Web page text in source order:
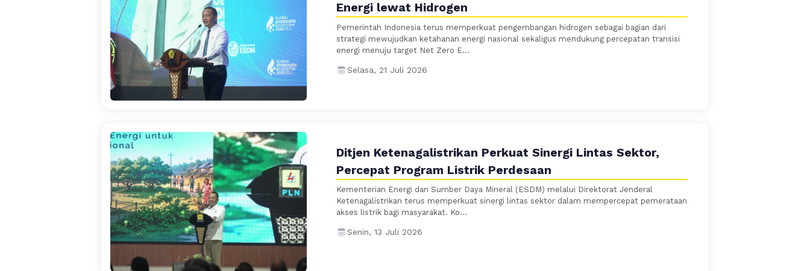
Energi lewat Hidrogen
Pemerintah Indonesia terus memperkuat pengembangan hidrogen sebagai bagian dari
strategi mewujudkan ketahanan energi nasional sekaligus mendukung percepatan transisi
energi menuju target Net Zero E...
Selasa, 21 Juli 2026
Ditjen Ketenagalistrikan Perkuat Sinergi Lintas Sektor,
Percepat Program Listrik Perdesaan
Kementerian Energi dan Sumber Daya Mineral (ESDM) melalui Direktorat Jenderal
Ketenagalistrikan terus memperkuat sinergi lintas sektor dalam mempercepat pemerataan
akses listrik bagi masyarakat. Ko...
Senin, 13 Juli 2026